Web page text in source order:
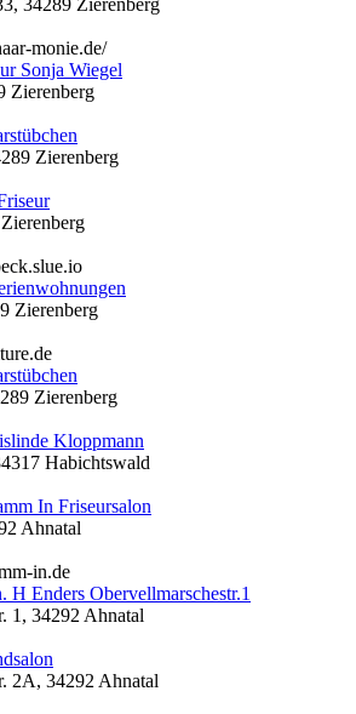
monie.de/
Sonja Wiegel
Zierenberg
Zierenberg
Zierenberg
Zierenberg
Kloppmann
Habichtswald
In Friseursalon
Ahnatal
in.de
H Enders Obervellmarschestr.1
1, 34292 Ahnatal
2A, 34292 Ahnatal